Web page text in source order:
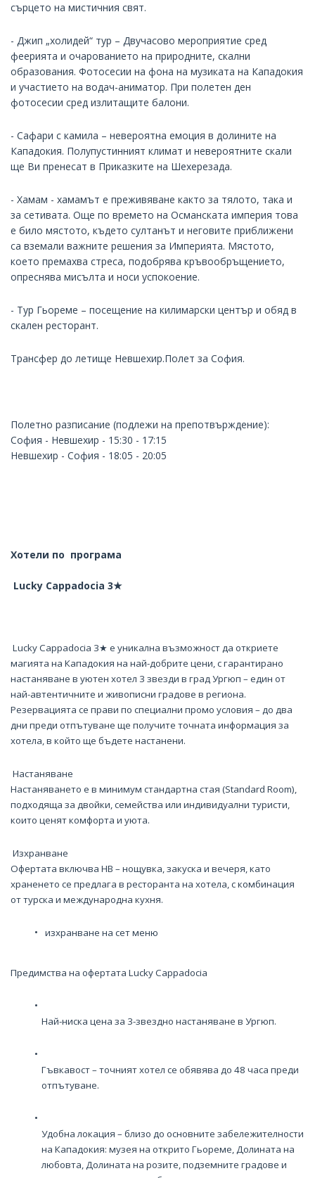
сърцето на мистичния свят.
- Джип „холидей“ тур – Двучасово мероприятие сред
феерията и очарованието на природните, скални
образования. Фотосесии на фона на музиката на Кападокия
и участието на водач-аниматор. При полетен ден
фотосесии сред излитащите балони.
- Сафари с камила – невероятна емоция в долините на
Кападокия. Полупустинният климат и невероятните скали
ще Ви пренесат в Приказките на Шехерезада.
- Хамам - хамамът е преживяване както за тялото, така и
за сетивата. Още по времето на Османската империя това
е било мястото, където султанът и неговите приближени
са вземали важните решения за Империята. Мястото,
което премахва стреса, подобрява кръвообръщението,
опреснява мисълта и носи успокоение.
- Тур Гьореме – посещение на килимарски център и обяд в
скален ресторант.
Трансфер до летище Невшехир.Полет за София.
Полетно разписание (подлежи на препотвърждение):
София - Невшехир - 15:30 - 17:15
Невшехир - София - 18:05 - 20:05
Хотели по програма
Lucky Cappadocia 3★
Lucky Cappadocia 3★ е уникална възможност да откриете
магията на Кападокия на най-добрите цени, с гарантирано
настаняване в уютен хотел 3 звезди в град Ургюп – един от
най-автентичните и живописни градове в региона.
Резервацията се прави по специални промо условия – до два
дни преди отпътуване ще получите точната информация за
хотела, в който ще бъдете настанени.
Настаняване
Настаняването е в минимум стандартна стая (Standard Room),
подходяща за двойки, семейства или индивидуални туристи,
които ценят комфорта и уюта.
Изхранване
Офертата включва HB – нощувка, закуска и вечеря, като
храненето се предлага в ресторанта на хотела, с комбинация
от турска и международна кухня.
изхранване на сет меню
Предимства на офертата Lucky Cappadocia
Най-ниска цена за 3-звездно настаняване в Ургюп.
Гъвкавост – точният хотел се обявява до 48 часа преди
отпътуване.
Удобна локация – близо до основните забележителности
на Кападокия: музея на открито Гьореме, Долината на
любовта, Долината на розите, подземните градове и